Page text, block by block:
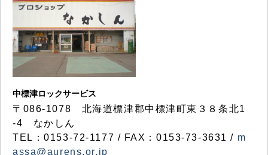
中標津ロックサービス
〒086-1078 北海道標津郡中標津町東３８条北1
-4 なかしん
TEL：0153-72-1177 / FAX：0153-73-3631 / m
assa@aurens.or.jp